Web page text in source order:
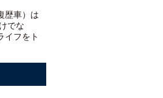
歴車）は
でな
イフをト